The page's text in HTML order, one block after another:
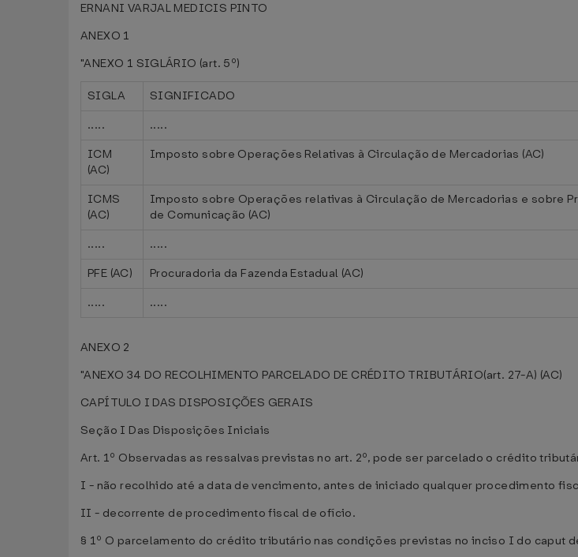
ERNANI VARJAL MEDICIS PINTO
ANEXO 1
"ANEXO 1 SIGLÁRIO (art. 5º)
SIGLA
SIGNIFICADO
.....
.....
ICM
(AC)
Imposto sobre Operações Relativas à Circulação de Mercadorias (AC)
ICMS
(AC)
Imposto sobre Operações relativas à Circulação de Mercadorias e sobre
de Comunicação (AC)
.....
.....
PFE (AC)
Procuradoria da Fazenda Estadual (AC)
.....
.....
ANEXO 2
"ANEXO 34 DO RECOLHIMENTO PARCELADO DE CRÉDITO TRIBUTÁRIO(art. 27-A) (AC)
CAPÍTULO I DAS DISPOSIÇÕES GERAIS
Seção I Das Disposições Iniciais
Art. 1º Observadas as ressalvas previstas no art. 2º, pode ser parcelado o crédito
I - não recolhido até a data de vencimento, antes de iniciado qualquer procedimento
II - decorrente de procedimento fiscal de ofício.
§ 1º O parcelamento do crédito tributário nas condições previstas no inciso I do caput